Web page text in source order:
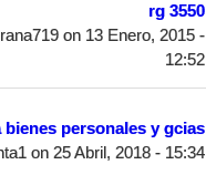
rg 3550
on 13 Enero, 2015 -
12:52
bienes personales y gcias
on 25 Abril, 2018 - 15:34